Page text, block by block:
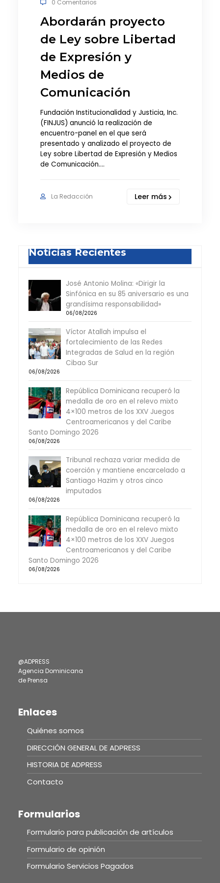
0 Comentarios
Abordarán proyecto
de Ley sobre Libertad
de Expresión y
Medios de
Comunicación
Fundación Institucionalidad y Justicia, Inc.
(FINJUS) anunció la realización de
encuentro-panel en el que será
presentado y analizado el proyecto de
Ley sobre Libertad de Expresión y Medios
de Comunicación.…
La Redacción Leer más
Noticias Recientes
José Antonio Molina: «Dirigir la
Sinfónica en su 85 aniversario es una
grandísima responsabilidad»
06/08/2026
Víctor Atallah impulsa el
fortalecimiento de las Redes
Integradas de Salud en la región
Cibao Sur
06/08/2026
República Dominicana recuperó la
medalla de oro en el relevo mixto
4×100 metros de los XXV Juegos
Centroamericanos y del Caribe
Santo Domingo 2026
06/08/2026
Tribunal rechaza variar medida de
coerción y mantiene encarcelado a
Santiago Hazim y otros cinco
imputados
06/08/2026
República Dominicana recuperó la
medalla de oro en el relevo mixto
4×100 metros de los XXV Juegos
Centroamericanos y del Caribe
Santo Domingo 2026
06/08/2026
@ADPRESS
Agencia Dominicana
de Prensa
Enlaces
Quiénes somos
DIRECCIÓN GENERAL DE ADPRESS
HISTORIA DE ADPRESS
Contacto
Formularios
Formulario para publicación de artículos
Formulario de opinión
Formulario Servicios Pagados